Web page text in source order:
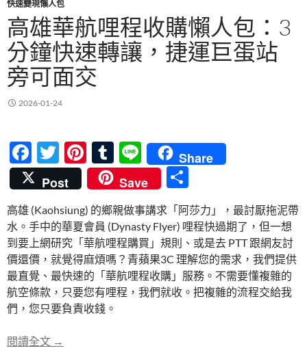
快速變現懶人包
高雄華航哩程收購懶人包：3
分鐘快速轉讓，捷運巨蛋站
旁可面交
2026-01-24
F
ac
e
b
o
o
k
T
w
itt
er
Pi
nt
er
es
t
T
u
m
bl
r
Li
n
e
Share
Post
Save
享
高雄 (Kaohsiung) 的鄉親做事講求「阿莎力」，最討厭拖泥帶
水。手中的華夏會員 (Dynasty Flyer) 哩程快過期了，但一想
到要上網研究「華航哩程購買」規則、或是去 PTT 跟網友討
價還價，就覺得麻煩嗎？青蘋果3C 理解您的需求，我們提供
最直覺、最快速的「華航哩程收購」服務。不需要懂複雜的
航空條款，只要您有哩程，我們就收。把複雜的流程交給我
們，您只要負責收錢。
閱讀全文 高雄華航哩程收購懶人包：3分鐘快速轉讓，捷運巨
→